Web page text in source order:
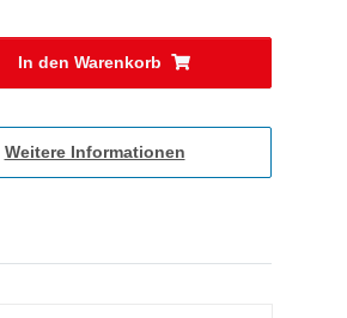
In den Warenkorb
Weitere Informationen